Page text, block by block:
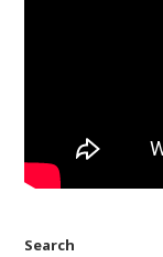
Search